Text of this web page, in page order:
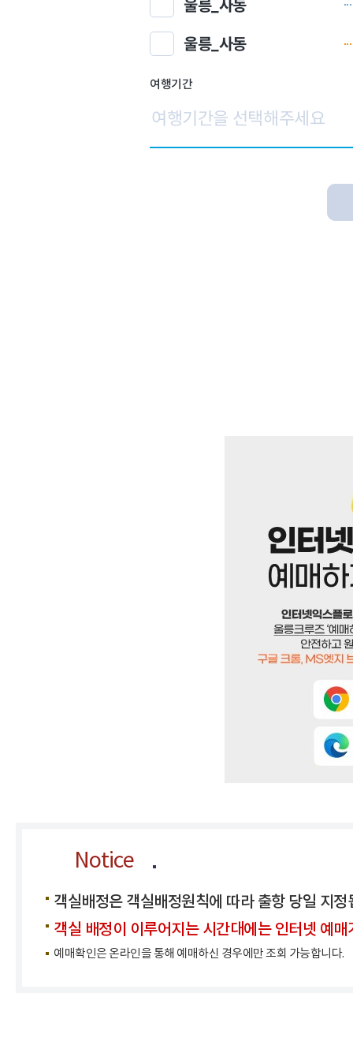
Notice
객실배정은 객실배정원칙에 따라 출항 당일 지정
객실 배정이 이루어지는 시간대에는 인터넷 예
예매확인은 온라인을 통해 예매하신 경우에만 조회 가능합니다.